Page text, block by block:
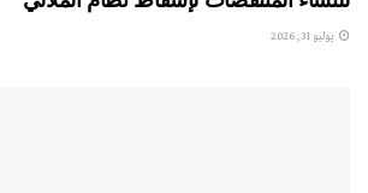
يوليو 31, 2026